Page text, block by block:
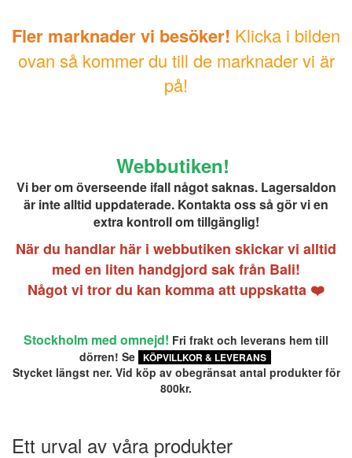
Fler marknader vi besöker! Klicka i bilden
ovan så kommer du till de marknader vi är
på!
Webbutiken!
Vi ber om överseende ifall något saknas. Lagersaldon
är inte alltid uppdaterade. Kontakta oss så gör vi en
extra kontroll om tillgänglig!
När du handlar här i webbutiken skickar vi alltid
med en liten handgjord sak från Bali!
Något vi tror du kan komma att uppskatta ❤️
Stockholm med omnejd! Fri frakt och leverans hem till
dörren! Se KÖPVILLKOR & LEVERANS
Stycket längst ner. Vid köp av obegränsat antal produkter för
800kr.
Ett urval av våra produkter